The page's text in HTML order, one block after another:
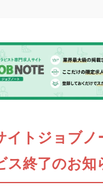
イトジョブ
ス終了のお知